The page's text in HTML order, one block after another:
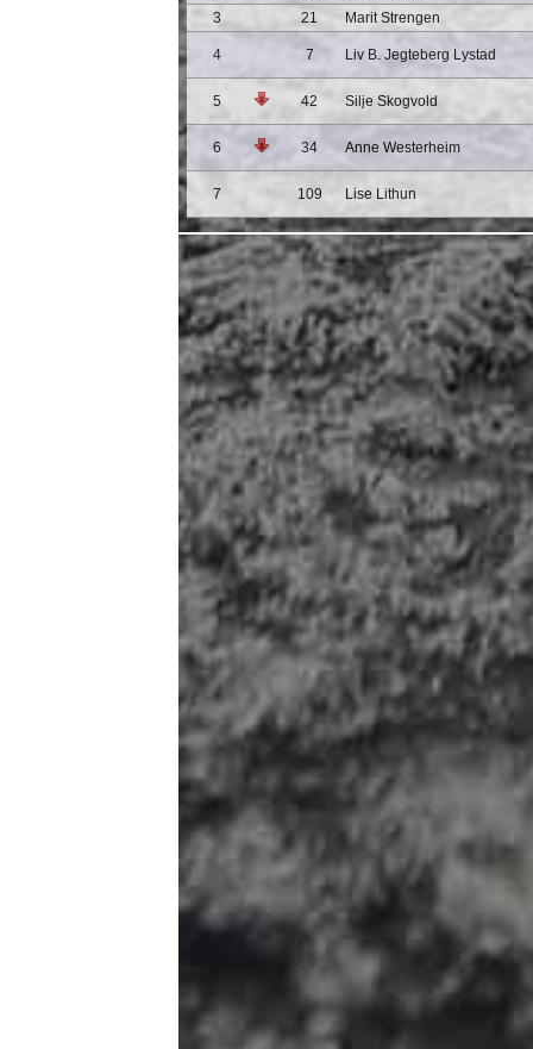
3
21 Marit Strengen
4 7 Liv B. Jegteberg Lystad
5 42 Silje Skogvold
6 34 Anne Westerheim
7 109 Lise Lithun